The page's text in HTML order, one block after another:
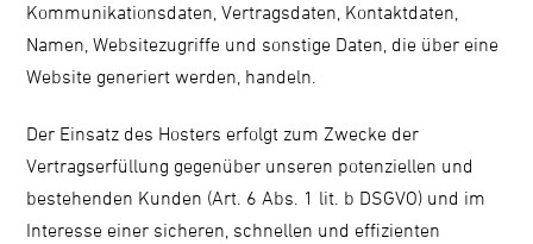
Kommunikationsdaten, Vertragsdaten, Kontaktdaten,
Namen, Websitezugriffe und sonstige Daten, die über eine
Website generiert werden, handeln.
Der Einsatz des Hosters erfolgt zum Zwecke der
Vertragserfüllung gegenüber unseren potenziellen und
bestehenden Kunden (Art. 6 Abs. 1 lit. b DSGVO) und im
Interesse einer sicheren, schnellen und effizienten